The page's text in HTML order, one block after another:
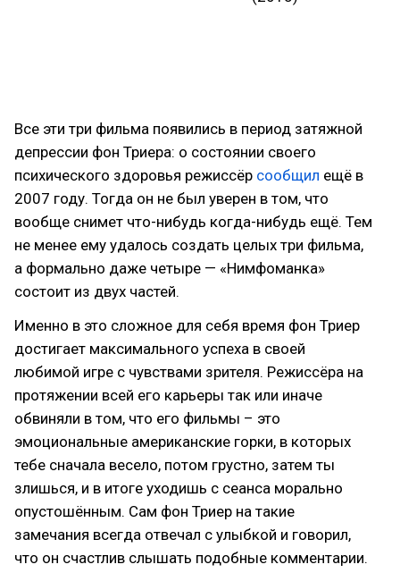
Все эти три фильма появились в период затяжной
депрессии фон Триера: о состоянии своего
психического здоровья режиссёр сообщил ещё в
2007 году. Тогда он не был уверен в том, что
вообще снимет что-нибудь когда-нибудь ещё. Тем
не менее ему удалось создать целых три фильма,
а формально даже четыре — «Нимфоманка»
состоит из двух частей.
Именно в это сложное для себя время фон Триер
достигает максимального успеха в своей
любимой игре с чувствами зрителя. Режиссёра на
протяжении всей его карьеры так или иначе
обвиняли в том, что его фильмы – это
эмоциональные американские горки, в которых
тебе сначала весело, потом грустно, затем ты
злишься, и в итоге уходишь с сеанса морально
опустошённым. Сам фон Триер на такие
замечания всегда отвечал с улыбкой и говорил,
что он счастлив слышать подобные комментарии.